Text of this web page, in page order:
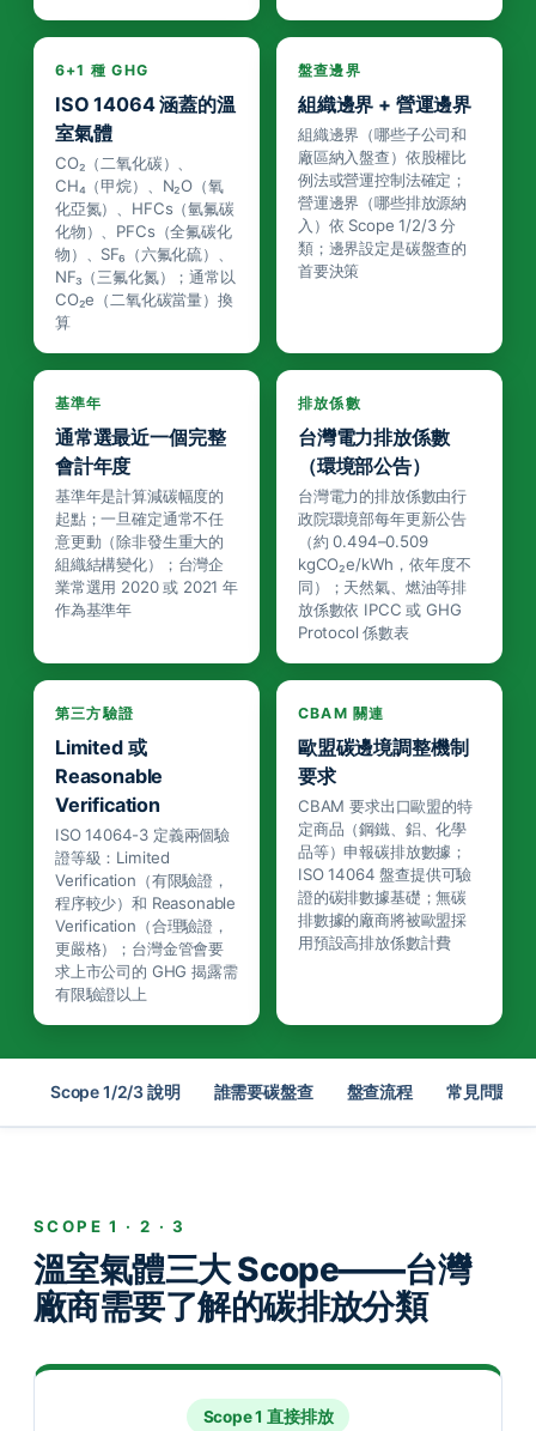
6+1 種 GHG
ISO 14064 涵蓋的溫
室氣體
CO₂（二氧化碳）、
CH₄（甲烷）、N₂O（氧
化亞氮）、HFCs（氫氟碳
化物）、PFCs（全氟碳化
物）、SF₆（六氟化硫）、
NF₃（三氟化氮）；通常以
CO₂e（二氧化碳當量）換
算
盤查邊界
組織邊界 + 營運邊界
組織邊界（哪些子公司和
廠區納入盤查）依股權比
例法或營運控制法確定；
營運邊界（哪些排放源納
入）依 Scope 1/2/3 分
類；邊界設定是碳盤查的
首要決策
基準年
通常選最近一個完整
會計年度
基準年是計算減碳幅度的
起點；一旦確定通常不任
意更動（除非發生重大的
組織結構變化）；台灣企
業常選用 2020 或 2021 年
作為基準年
排放係數
台灣電力排放係數
（環境部公告）
台灣電力的排放係數由行
政院環境部每年更新公告
（約 0.494–0.509
kgCO₂e/kWh，依年度不
同）；天然氣、燃油等排
放係數依 IPCC 或 GHG
Protocol 係數表
第三方驗證
Limited 或
Reasonable
Verification
ISO 14064-3 定義兩個驗
證等級：Limited
Verification（有限驗證，
程序較少）和 Reasonable
Verification（合理驗證，
更嚴格）；台灣金管會要
求上市公司的 GHG 揭露需
有限驗證以上
CBAM 關連
歐盟碳邊境調整機制
要求
CBAM 要求出口歐盟的特
定商品（鋼鐵、鋁、化學
品等）申報碳排放數據；
ISO 14064 盤查提供可驗
證的碳排數據基礎；無碳
排數據的廠商將被歐盟採
用預設高排放係數計費
Scope 1/2/3 說明 誰需要碳盤查 盤查流程 常見問題
SCOPE 1 · 2 · 3
溫室氣體三大 Scope——台灣
廠商需要了解的碳排放分類
Scope 1 直接排放